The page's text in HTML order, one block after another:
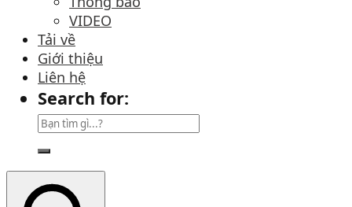
VIDEO
Tải về
Giới thiệu
Liên hệ
Search for: